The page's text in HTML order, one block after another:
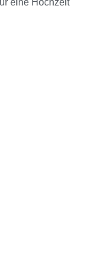
eine Hochzeit